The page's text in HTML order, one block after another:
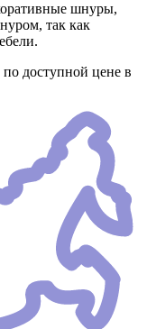
шнуры,
так как
доступной цене в